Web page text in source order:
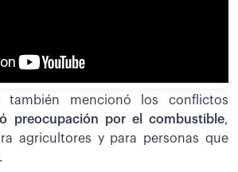
también mencionó los conflictos
preocupación por el combustible,
agricultores y para personas que